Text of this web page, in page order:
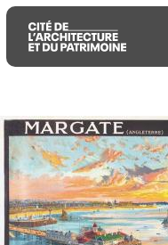
Aller
au
contenu
principal
Aller
au
menu
principal
Aller
la
recherche